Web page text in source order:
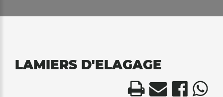
LAMIERS D'ELAGAGE